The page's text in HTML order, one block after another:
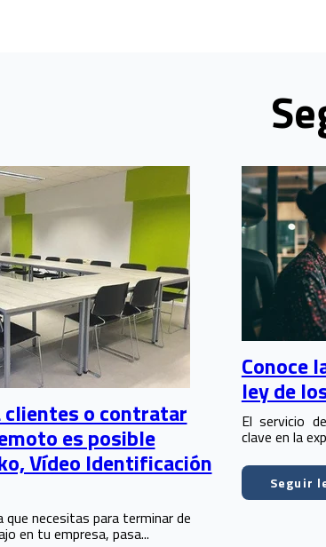
clientes o contratar
es posible
Vídeo Identificación
necesitas para terminar de
en tu empresa, pasa...
Conoce
ley de
El servicio
clave en la
Seguir